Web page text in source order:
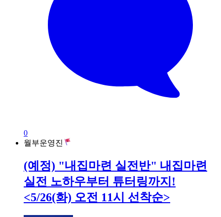
0
월부운영진
(예정) "내집마련 실전반" 내집마련
실전 노하우부터 튜터링까지!
<5/26(화) 오전 11시 선착순>